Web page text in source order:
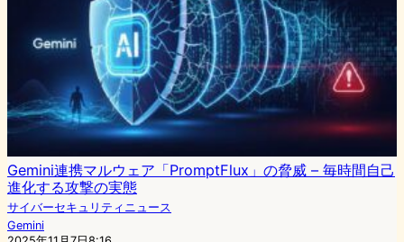
Gemini連携マルウェア「PromptFlux」の脅威 – 毎時間自己
進化する攻撃の実態
サイバーセキュリティニュース
Gemini